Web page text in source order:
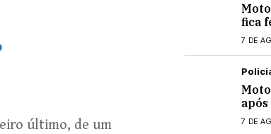
último, de um
fica
PR-
7 DE
7 DE